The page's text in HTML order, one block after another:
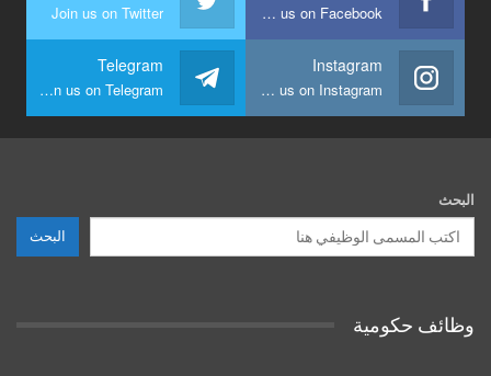
Join us on Facebook
Join us on Twitter
Instagram
Join us on Instagram
Telegram
Join us on Telegram
البحث
البحث
وظائف حكومية